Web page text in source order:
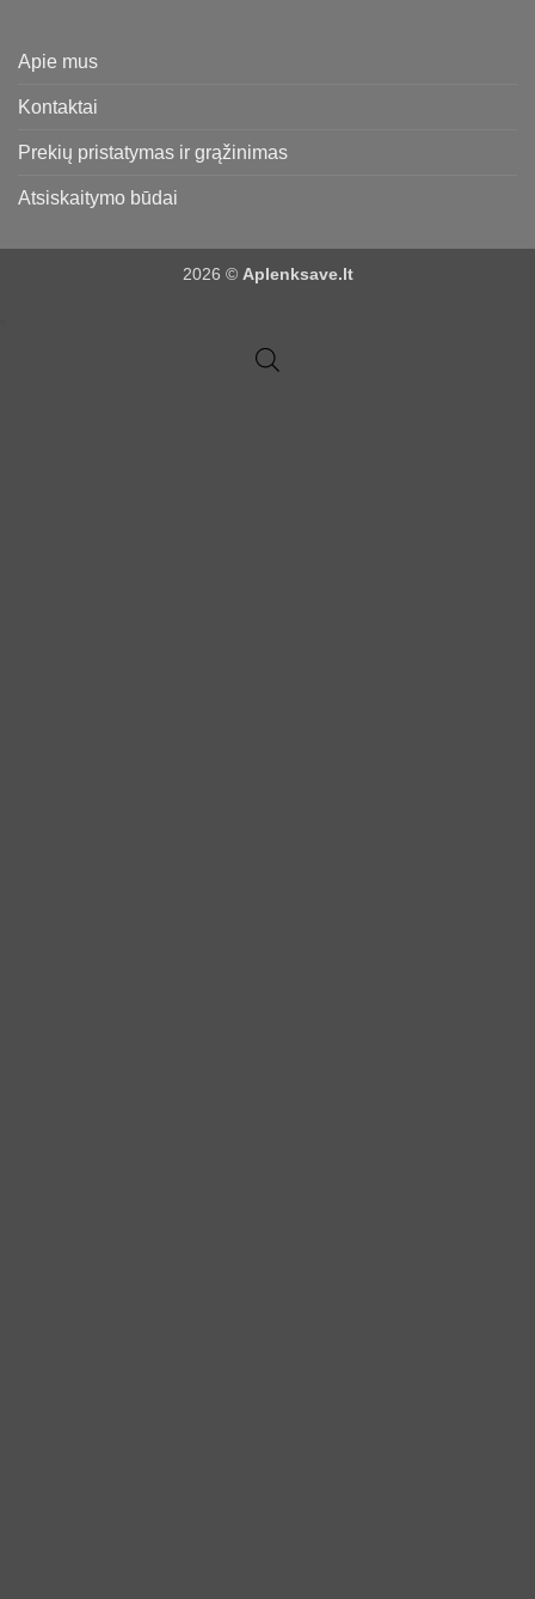
Apie mus
Kontaktai
Prekių pristatymas ir grąžinimas
Atsiskaitymo būdai
2026 © Aplenksave.lt